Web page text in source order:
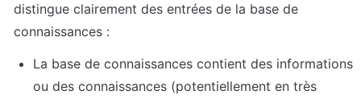
distingue clairement des entrées de la base de
connaissances :
La base de connaissances contient des informations
ou des connaissances (potentiellement en très